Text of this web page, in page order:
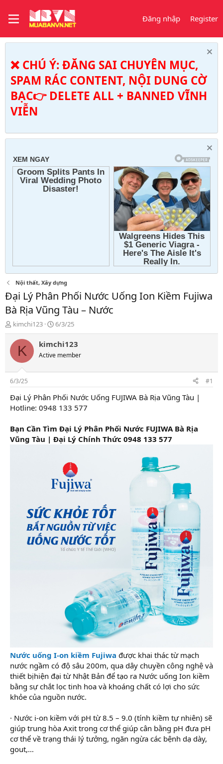
Đăng nhập Register
❌ CHÚ Ý: ĐĂNG SAI CHUYÊN MỤC,
SPAM RÁC CONTENT, NỘI DUNG CỜ
BẠC👉 DELETE ALL + BANNED VĨNH
VIỄN
Nội thất, Xây dựng
Đại Lý Phân Phối Nước Uống Ion Kiềm Fujiwa
Bà Rịa Vũng Tàu – Nước
T
h
r
a
s
t
a
r
t
r
kimchi123
N
g
à
g
6/3/25
K kimchi123
Active member
6/3/25 #1
Đại Lý Phân Phối Nước Uống FUJIWA Bà Rịa Vũng Tàu |
Hotline: 0948 133 577
Bạn Cần Tìm Đại Lý Phân Phối Nước FUJIWA Bà Rịa
Vũng Tàu | Đại Lý Chính Thức 0948 133 577
Nước uống I-on kiềm Fujiwa được khai thác từ mạch
nước ngầm có độ sâu 200m, qua dây chuyền công nghệ và
thiết bịhiện đại từ Nhật Bản để tạo ra Nước uống Ion kiềm
bằng sự chắt lọc tinh hoa và khoáng chất có lợi cho sức
khỏe của nguồn nước.
· Nước i-on kiềm với pH từ 8.5 – 9.0 (tính kiềm tự nhiên) sẽ
giúp trung hòa Axit trong cơ thể giúp cân bằng pH đưa pH
cơ thể về trạng thái lý tưởng, ngăn ngừa các bệnh dạ dày,
gout,…